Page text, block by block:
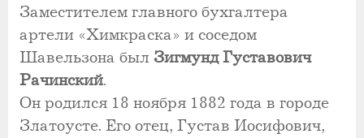
Заместителем главного бухгалтера
артели «Химкраска» и соседом
Шавельзона был Зигмунд Густавович
Рачинский.
Он родился 18 ноября 1882 года в городе
Златоусте. Его отец, Густав Иосифович,